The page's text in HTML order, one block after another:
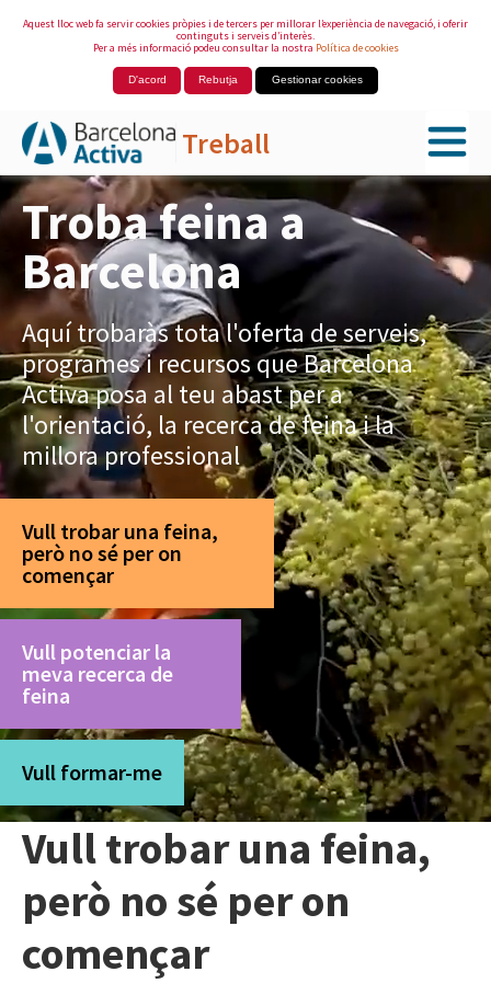
Aquest lloc web fa servir cookies pròpies i de tercers per millorar l’experiència de navegació, i oferir
continguts i serveis d’interès.
Per a més informació podeu consultar la nostra Política de cookies
D'acord Rebutja Gestionar cookies
Treball
Salta al contingut principal
Troba feina a
Barcelona
Aquí trobaràs tota l'oferta de serveis,
programes i recursos que Barcelona
Activa posa al teu abast per a
l'orientació, la recerca de feina i la
millora professional
Vull trobar una feina,
però no sé per on
començar
Vull potenciar la
meva recerca de
feina
Vull formar-me
Vull trobar una feina,
però no sé per on
començar